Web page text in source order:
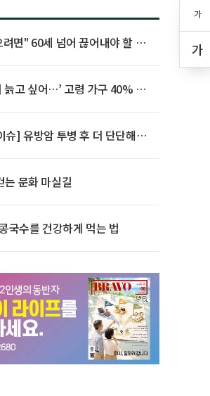
가
가
면" 60세 넘어 끊어내야 할 사
늙고 싶어…’ 고령 가구 40% 노
슈] 유방암 투병 후 더 단단해진
문화 마실길
국수를 건강하게 먹는 법